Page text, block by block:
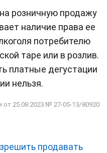
розничную продажу
наличие права ее
потребителю
таре или в розлив.
платные дегустации
нельзя.
25.08.2023 № 27-05-13/80920
продавать